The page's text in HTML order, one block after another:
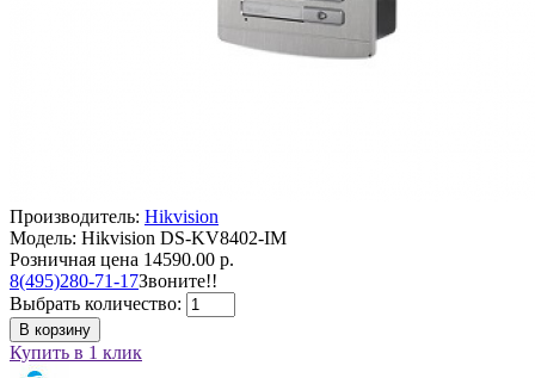
Производитель: Hikvision
Модель: Hikvision DS-KV8402-IM
Розничная цена 14590.00 р.
8(495)280-71-17Звоните!!
Выбрать количество:
В корзину
Купить в 1 клик